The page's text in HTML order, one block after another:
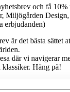
och få
Miljögården
erbjudanden)
är det bästa sättet
där vi navigerar
Häng på!